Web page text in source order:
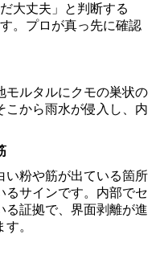
大丈夫」と判断する
。プロが真っ先に確認
モルタルにクモの巣状の
こから雨水が侵入し、内
い粉や筋が出ている箇所
るサインです。内部でセ
る証拠で、界面剥離が進
。